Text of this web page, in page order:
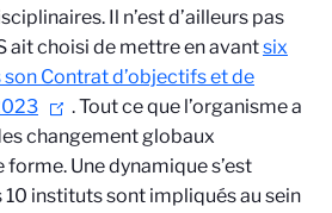
Il n’est d’ailleurs pas
ait choisi de mettre en avantsix
Contrat d’objectifs et de
. Tout ce que l’organisme a
changement globaux
Une dynamique s’est
10 instituts sont impliqués au sein